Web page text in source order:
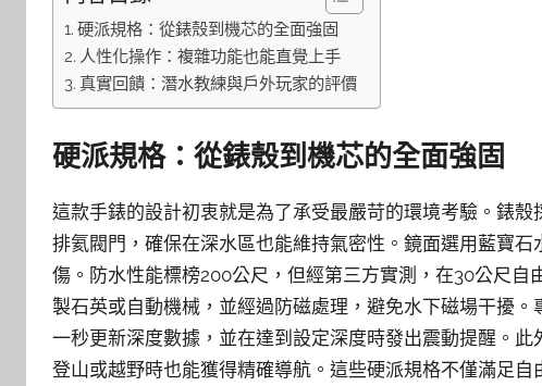
硬派規格：從錶殼到機芯的全面強固
人性化操作：複雜功能也能直覺上手
真實回饋：潛水教練與戶外玩家的評價
硬派規格：從錶殼到機芯的全面強固
這款手錶的設計初衷就是為了承受最嚴苛的環境考驗。錶
排氦閥門，確保在深水區也能維持氣密性。鏡面選用藍寶
傷。防水性能標榜200公尺，但經第三方實測，在30公尺
製石英或自動機械，並經過防磁處理，避免水下磁場干擾
一秒更新深度數據，並在達到設定深度時發出震動提醒。
登山或越野時也能獲得精確導航。這些硬派規格不僅滿足